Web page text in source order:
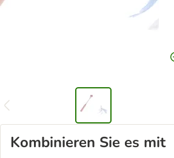
Kombinieren Sie es mit